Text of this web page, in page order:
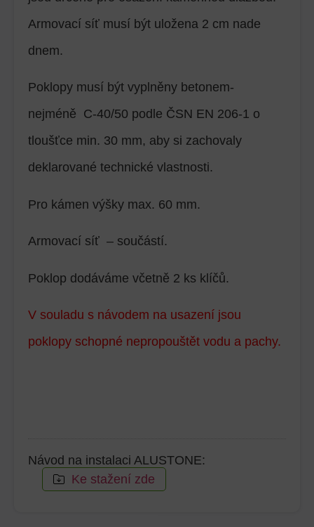
Armovací síť musí být uložena 2 cm nade
dnem.
Poklopy musí být vyplněny betonem-
nejméně C-40/50 podle ČSN EN 206-1 o
tloušťce min. 30 mm, aby si zachovaly
deklarované technické vlastnosti.
Pro kámen výšky max. 60 mm.
Armovací síť – součástí.
Poklop dodáváme včetně 2 ks klíčů.
V souladu s návodem na usazení jsou
poklopy schopné nepropouštět vodu a pachy.
Návod na instalaci ALUSTONE:
Ke stažení zde